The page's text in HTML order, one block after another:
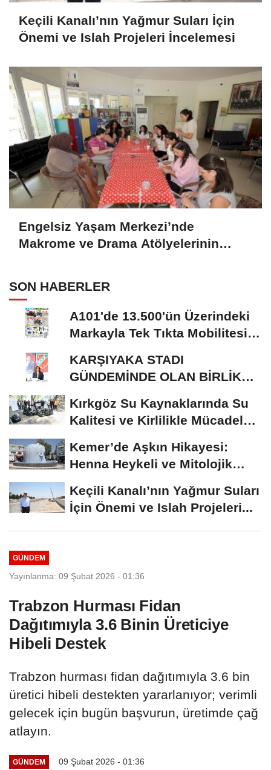
Keçili Kanalı’nın Yağmur Suları İçin
Önemi ve Islah Projeleri İncelemesi
Engelsiz Yaşam Merkezi’nde
Makrome ve Drama Atölyelerinin
SON HABERLER
A101'de 13.500'ün Üzerindeki
Markayla Tek Tıkta Mobilitesi
KARŞIYAKA STADI
GÜNDEMİNDE OLAN BİRLİK
Kırkgöz Su Kaynaklarında Su
Kalitesi ve Kirlilikle Mücadele:
Kemer’de Aşkın Hikayesi:
Henna Heykeli ve Mitolojik
Keçili Kanalı’nın Yağmur Suları
İçin Önemi ve Islah Projeleri...
GÜNDEM
Yayınlanma: 09 Şubat 2026 - 01:36
Trabzon Hurması Fidan
Dağıtımıyla 3.6 Binin Üreticiye
Hibeli Destek
Trabzon hurması fidan dağıtımıyla 3.6 bin
üretici hibeli destekten yararlanıyor; verimli
gelecek için bugün başvurun, üretimde çağ
atlayın.
GÜNDEM 09 Şubat 2026 - 01:36